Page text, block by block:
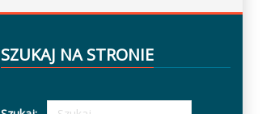
SZUKAJ NA STRONIE